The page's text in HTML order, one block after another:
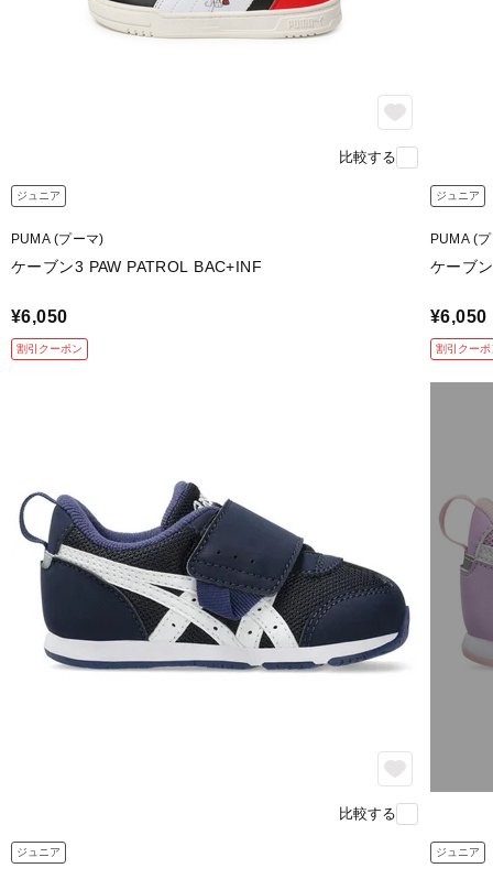
比較する
ジュニア
PUMA (プーマ)
ケーブン3 PAW PATROL BAC+INF
¥6,050
割引クーポン
ジュニア
PUMA (
ケーブ
¥6,050
割引クーポ
比較する
ジュニア ジュニア